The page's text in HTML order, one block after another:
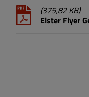
(375,82 KB)
Elster Flyer